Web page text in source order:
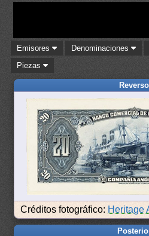
Emisores Denominaciones
Piezas
Reverso
Créditos fotográfico: Heritage